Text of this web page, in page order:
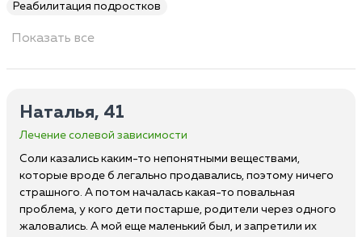
Реабилитация подростков
Показать все
Наталья, 41
Лечение солевой зависимости
Соли казались каким-то непонятными веществами,
которые вроде б легально продавались, поэтому ничего
страшного. А потом началась какая-то повальная
проблема, у кого дети постарше, родители через одного
жаловались. А мой еще маленький был, и запретили их